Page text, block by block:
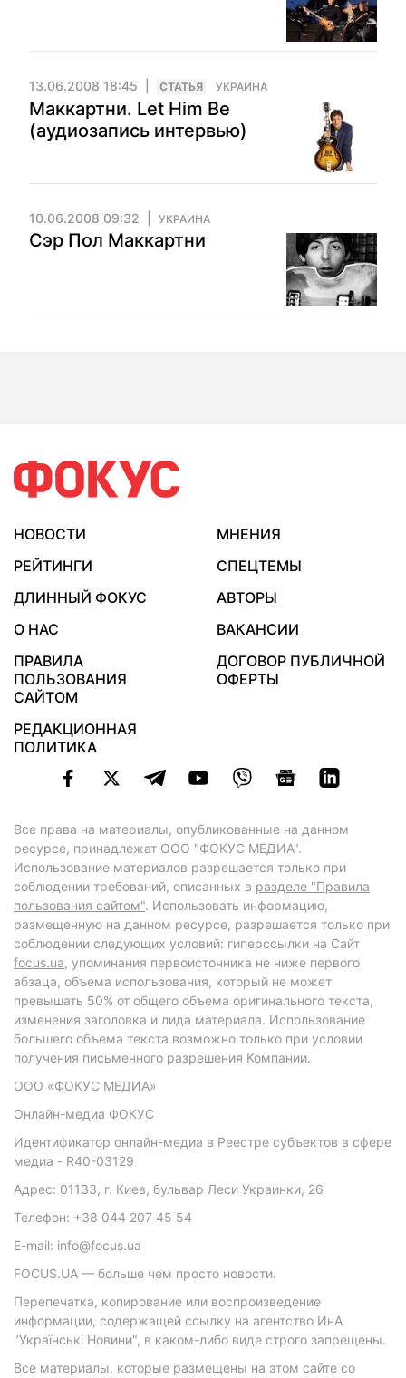
13.06.2008 18:45 CТАТЬЯ УКРАИНА
Маккартни. Let Him Be
(аудиозапись интервью)
10.06.2008 09:32 УКРАИНА
Сэр Пол Маккартни
НОВОСТИ
МНЕНИЯ
РЕЙТИНГИ
СПЕЦТЕМЫ
ДЛИННЫЙ ФОКУС
АВТОРЫ
О НАС
ВАКАНСИИ
ПРАВИЛА
ПОЛЬЗОВАНИЯ
САЙТОМ
ДОГОВОР ПУБЛИЧНОЙ
ОФЕРТЫ
РЕДАКЦИОННАЯ
ПОЛИТИКА
Все права на материалы, опубликованные на данном
ресурсе, принадлежат ООО "ФОКУС МЕДИА".
Использование материалов разрешается только при
соблюдении требований, описанных в разделе "Правила
пользования сайтом". Использовать информацию,
размещенную на данном ресурсе, разрешается только при
соблюдении следующих условий: гиперссылки на Сайт
focus.ua, упоминания первоисточника не ниже первого
абзаца, объема использования, который не может
превышать 50% от общего объема оригинального текста,
изменения заголовка и лида материала. Использование
большего объема текста возможно только при условии
получения письменного разрешения Компании.
ООО «ФОКУС МЕДИА»
Онлайн-медиа ФОКУС
Идентификатор онлайн-медиа в Реестре субъектов в сфере
медиа - R40-03129
Адрес: 01133, г. Киев, бульвар Леси Украинки, 26
Телефон: +38 044 207 45 54
E-mail: info@focus.ua
FOCUS.UA — больше чем просто новости.
Перепечатка, копирование или воспроизведение
информации, содержащей ссылку на агентство ИнА
"Українські Новини", в каком-либо виде строго запрещены.
Все материалы, которые размещены на этом сайте со